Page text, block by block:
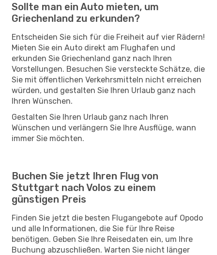
Sollte man ein Auto mieten, um
Griechenland zu erkunden?
Entscheiden Sie sich für die Freiheit auf vier Rädern!
Mieten Sie ein Auto direkt am Flughafen und
erkunden Sie Griechenland ganz nach Ihren
Vorstellungen. Besuchen Sie versteckte Schätze, die
Sie mit öffentlichen Verkehrsmitteln nicht erreichen
würden, und gestalten Sie Ihren Urlaub ganz nach
Ihren Wünschen.
Gestalten Sie Ihren Urlaub ganz nach Ihren
Wünschen und verlängern Sie Ihre Ausflüge, wann
immer Sie möchten.
Buchen Sie jetzt Ihren Flug von
Stuttgart nach Volos zu einem
günstigen Preis
Finden Sie jetzt die besten Flugangebote auf Opodo
und alle Informationen, die Sie für Ihre Reise
benötigen. Geben Sie Ihre Reisedaten ein, um Ihre
Buchung abzuschließen. Warten Sie nicht länger